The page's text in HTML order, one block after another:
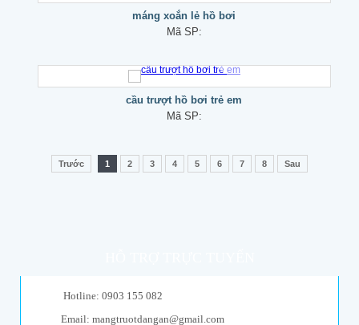
máng xoắn lẻ hồ bơi
Mã SP:
cầu trượt hồ bơi trẻ em
Mã SP:
Trước 1 2 3 4 5 6 7 8 Sau
Hotline: 0903 155 082
Email: mangtruotdangan@gmail.com